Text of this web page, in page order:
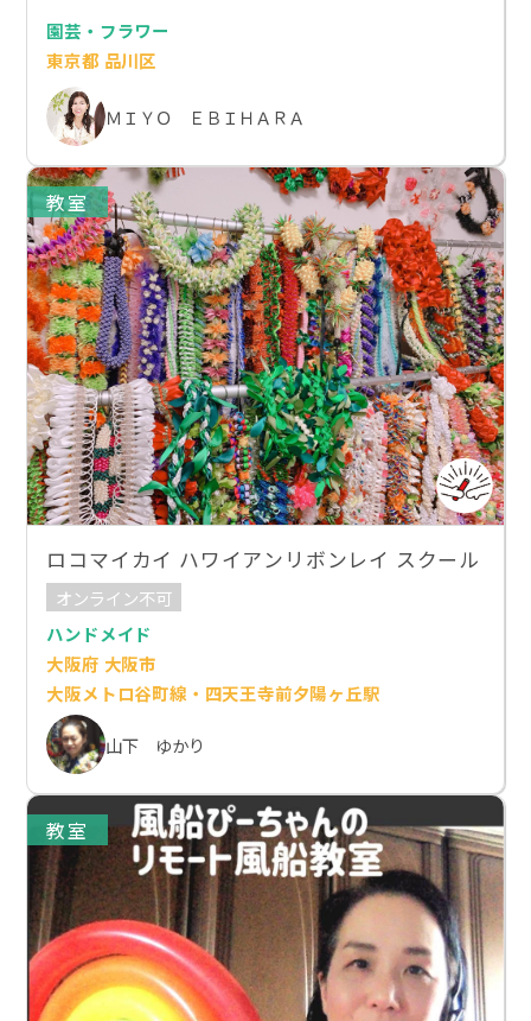
園芸・フラワー
東京都 品川区
ＭＩＹＯ ＥＢＩＨＡＲＡ
教室
ロコマイカイ ハワイアンリボンレイ スクール
オンライン不可
ハンドメイド
大阪府 大阪市
大阪メトロ谷町線・四天王寺前夕陽ヶ丘駅
山下 ゆかり
教室